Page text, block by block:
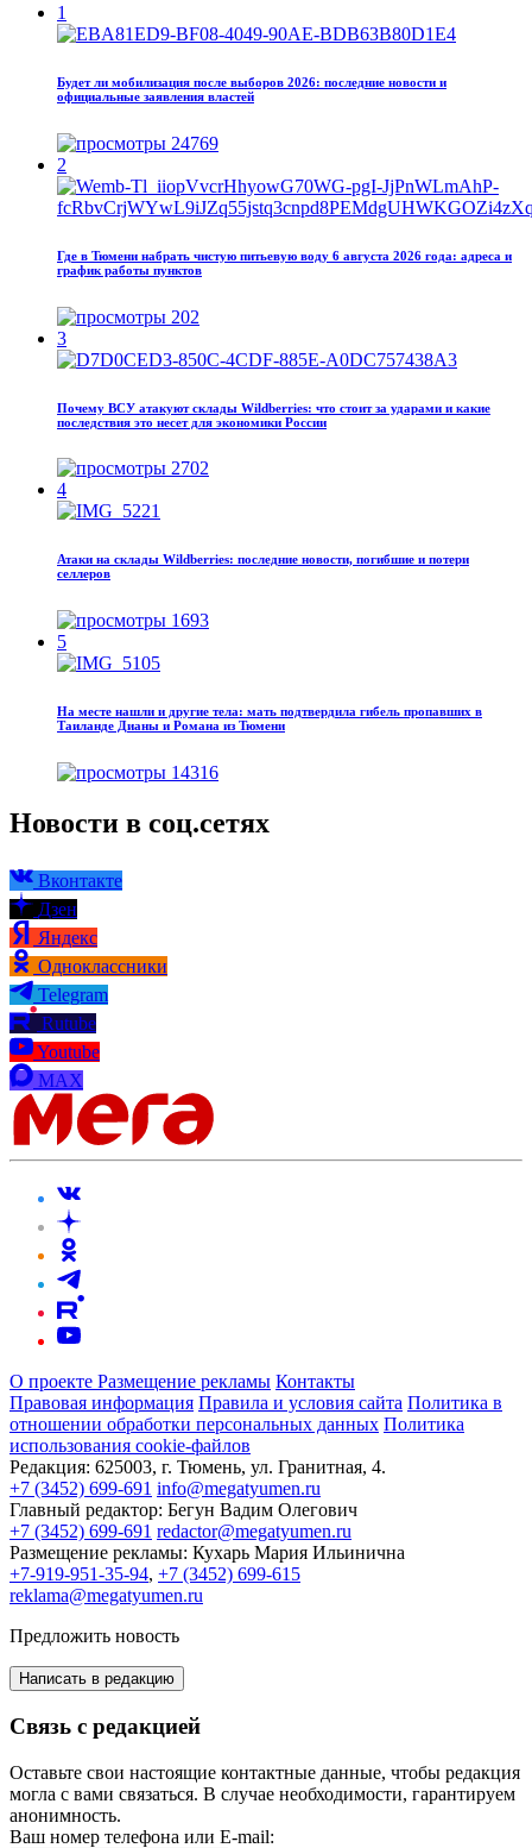
1
Будет ли мобилизация после выборов 2026: последние новости и
официальные заявления властей
24769
2
Где в Тюмени набрать чистую питьевую воду 6 августа 2026 года: адреса и
график работы пунктов
202
3
Почему ВСУ атакуют склады Wildberries: что стоит за ударами и какие
последствия это несет для экономики России
2702
4
Атаки на склады Wildberries: последние новости, погибшие и потери
селлеров
1693
5
На месте нашли и другие тела: мать подтвердила гибель пропавших в
Таиланде Дианы и Романа из Тюмени
14316
Новости в соц.сетях
Вконтакте
Дзен
Яндекс
Одноклассники
Telegram
Rutube
Youtube
MAX
О проекте Размещение рекламы Контакты
Правовая информация Правила и условия сайта Политика в
отношении обработки персональных данных Политика
использования cookie-файлов
Редакция: 625003, г. Тюмень, ул. Гранитная, 4.
+7 (3452) 699-691 info@megatyumen.ru
Главный редактор: Бегун Вадим Олегович
+7 (3452) 699-691 redactor@megatyumen.ru
Размещение рекламы: Кухарь Мария Ильинична
+7-919-951-35-94, +7 (3452) 699-615
reklama@megatyumen.ru
Предложить новость
Написать в редакцию
Связь с редакцией
Оставьте свои настоящие контактные данные, чтобы редакция
могла с вами связаться. В случае необходимости, гарантируем
анонимность.
Ваш номер телефона или E-mail: